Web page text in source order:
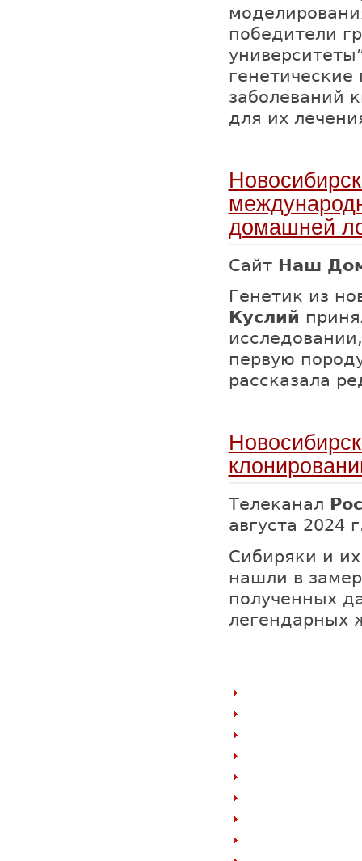
победители
заболеваний
для их
домашней
Сайт Наш
Генетик из
Куслий
первую
рассказала
Телеканал
августа 2024
Сибиряки и
нашли в
полученных
легендарных